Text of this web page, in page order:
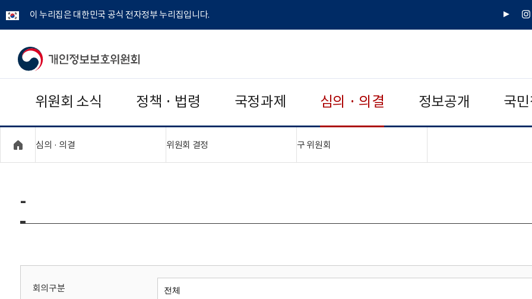
이 누리집은 대한민국 공식 전자정부 누리집입니다.
유
인
개
보
보
위
회
위원회 소식 정책 · 법령 국정과제 심의 · 의결 정보공개 국
심의 · 의결 위원회 결정 구 위원회
-
회의구분